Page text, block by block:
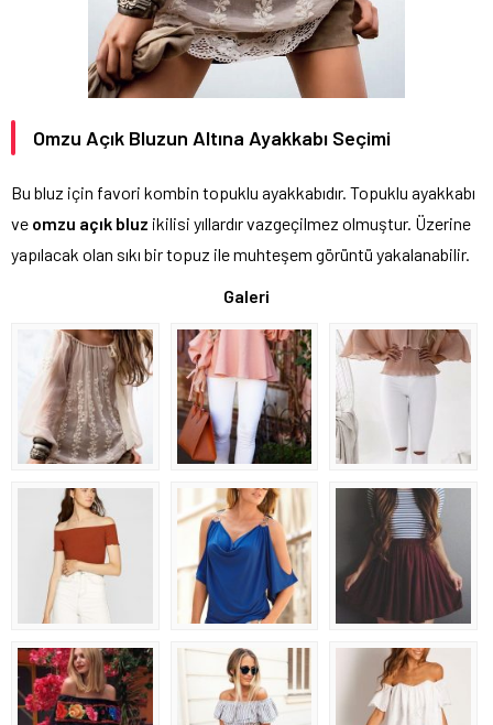
Omzu Açık Bluzun Altına Ayakkabı Seçimi
Bu bluz için favori kombin topuklu ayakkabıdır. Topuklu ayakkabı
ve omzu açık bluz ikilisi yıllardır vazgeçilmez olmuştur. Üzerine
yapılacak olan sıkı bir topuz ile muhteşem görüntü yakalanabilir.
Galeri